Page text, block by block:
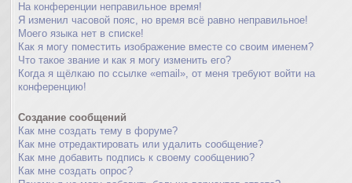
На конференции неправильное время!
Я изменил часовой пояс, но время всё равно неправильное!
Моего языка нет в списке!
Как я могу поместить изображение вместе со своим именем?
Что такое звание и как я могу изменить его?
Когда я щёлкаю по ссылке «email», от меня требуют войти на
конференцию!
Создание сообщений
Как мне создать тему в форуме?
Как мне отредактировать или удалить сообщение?
Как мне добавить подпись к своему сообщению?
Как мне создать опрос?